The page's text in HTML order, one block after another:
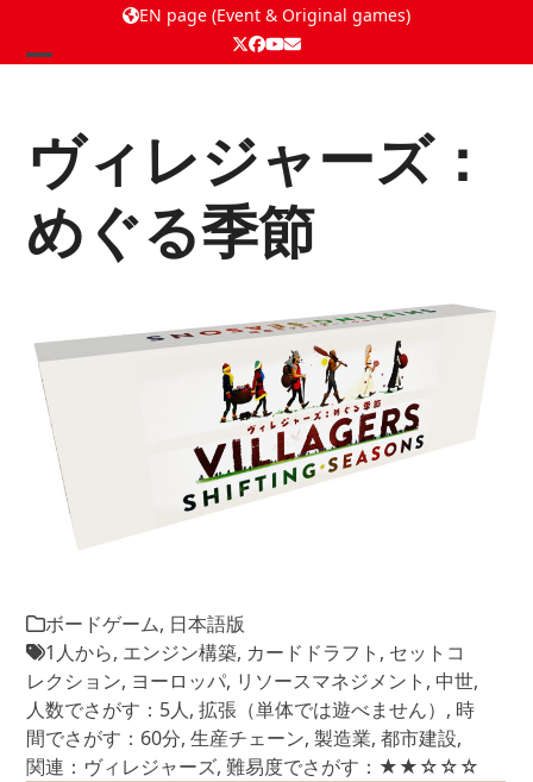
EN page (Event & Original games)
Twitter
Facebook
YouTube
Email
menu
menu
ヴィレジャーズ：
めぐる季節
ボードゲーム, 日本語版
1人から, エンジン構築, カードドラフト , セットコ
レクション, ヨーロッパ, リソースマネジメント , 中世,
人数でさがす：5人,拡張（単体では遊べません） , 時
間でさがす：60分,生産チェーン,製造業,都市建設,
関連：ヴィレジャーズ,難易度でさがす：★★☆☆☆